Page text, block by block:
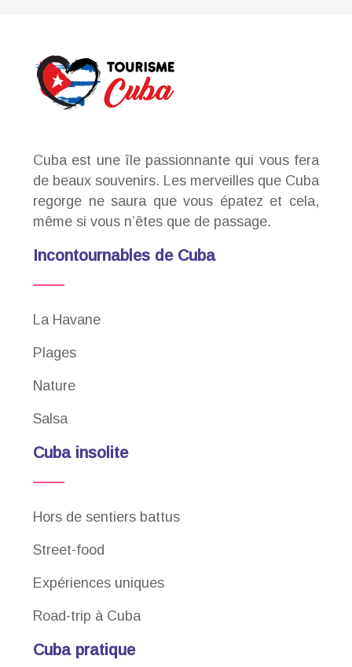
Cuba est une île passionnante qui vous fera
de beaux souvenirs. Les merveilles que Cuba
regorge ne saura que vous épatez et cela,
même si vous n’êtes que de passage.
Incontournables de Cuba
La Havane
Plages
Nature
Salsa
Cuba insolite
Hors de sentiers battus
Street-food
Expériences uniques
Road-trip à Cuba
Cuba pratique